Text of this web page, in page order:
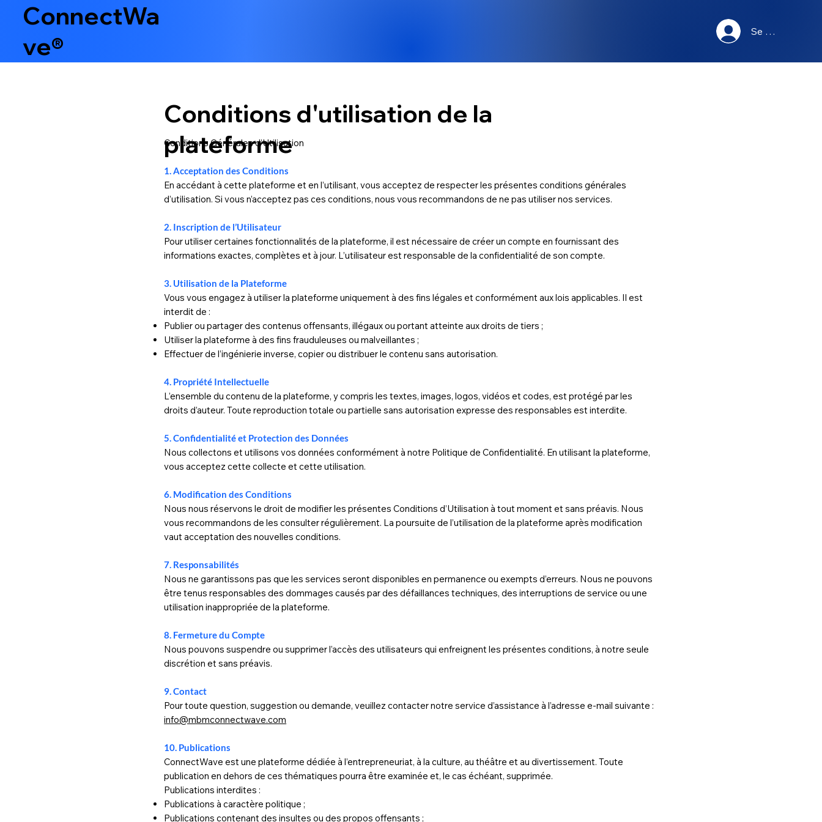
ConnectWa
ve®
Se connecter
Conditions d'utilisation de la
plateforme
Conditions Générales d’Utilisation
1. Acceptation des Conditions
En accédant à cette plateforme et en l’utilisant, vous acceptez de respecter les présentes conditions générales
d’utilisation. Si vous n’acceptez pas ces conditions, nous vous recommandons de ne pas utiliser nos services.
2. Inscription de l’Utilisateur
Pour utiliser certaines fonctionnalités de la plateforme, il est nécessaire de créer un compte en fournissant des
informations exactes, complètes et à jour. L’utilisateur est responsable de la confidentialité de son compte.
3. Utilisation de la Plateforme
Vous vous engagez à utiliser la plateforme uniquement à des fins légales et conformément aux lois applicables. Il est
interdit de :
Publier ou partager des contenus offensants, illégaux ou portant atteinte aux droits de tiers ;
Utiliser la plateforme à des fins frauduleuses ou malveillantes ;
Effectuer de l’ingénierie inverse, copier ou distribuer le contenu sans autorisation.
4. Propriété Intellectuelle
L’ensemble du contenu de la plateforme, y compris les textes, images, logos, vidéos et codes, est protégé par les
droits d’auteur. Toute reproduction totale ou partielle sans autorisation expresse des responsables est interdite.
5. Confidentialité et Protection des Données
Nous collectons et utilisons vos données conformément à notre Politique de Confidentialité. En utilisant la plateforme,
vous acceptez cette collecte et cette utilisation.
6. Modification des Conditions
Nous nous réservons le droit de modifier les présentes Conditions d’Utilisation à tout moment et sans préavis. Nous
vous recommandons de les consulter régulièrement. La poursuite de l’utilisation de la plateforme après modification
vaut acceptation des nouvelles conditions.
7. Responsabilités
Nous ne garantissons pas que les services seront disponibles en permanence ou exempts d’erreurs. Nous ne pouvons
être tenus responsables des dommages causés par des défaillances techniques, des interruptions de service ou une
utilisation inappropriée de la plateforme.
8. Fermeture du Compte
Nous pouvons suspendre ou supprimer l’accès des utilisateurs qui enfreignent les présentes conditions, à notre seule
discrétion et sans préavis.
9. Contact
Pour toute question, suggestion ou demande, veuillez contacter notre service d’assistance à l’adresse e-mail suivante :
info@mbmconnectwave.com
10. Publications
ConnectWave est une plateforme dédiée à l’entrepreneuriat, à la culture, au théâtre et au divertissement. Toute
publication en dehors de ces thématiques pourra être examinée et, le cas échéant, supprimée.
Publications interdites :
Publications à caractère politique ;
Publications contenant des insultes ou des propos offensants ;